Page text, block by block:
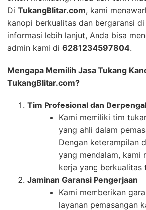
Di TukangBlitar.com, kami
kanopi berkualitas dan bergaransi
informasi lebih lanjut, Anda bisa
admin kami di 6281234597804.
Mengapa Memilih Jasa Tukang
TukangBlitar.com?
Tim Profesional dan
Kami memiliki tim
yang ahli dalam
Dengan keterampilan
yang mendalam, kami
kerja yang berkualitas
Jaminan Garansi Pengerjaan
Kami memberikan
layanan pemasangan